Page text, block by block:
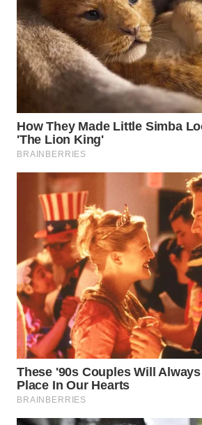
TOBA
WN
NIAS
LANGKAT
WN
TAPANULI
SELATAN
WN
TANJUNG
LESUNG
WN
KARO
WN
SIMALUNGUN
WN